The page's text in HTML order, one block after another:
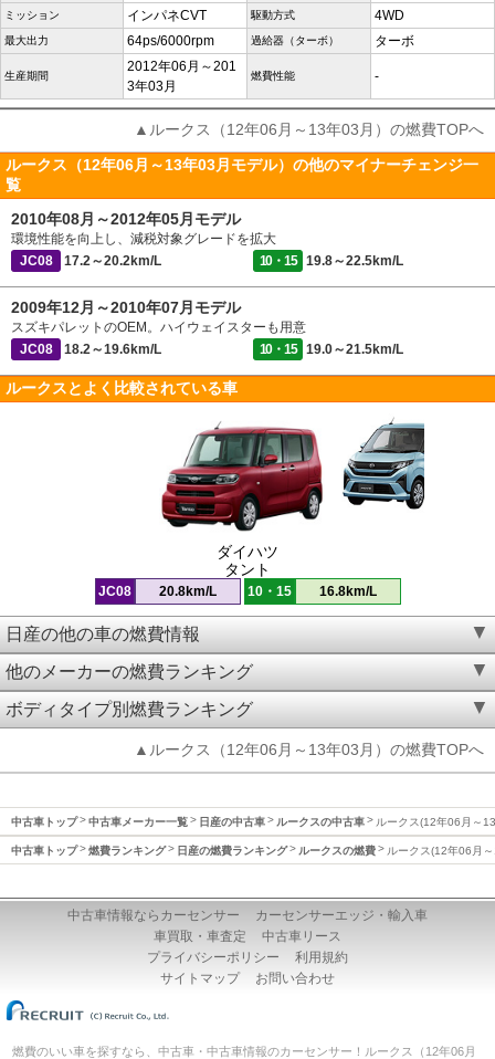
ミッション インパネCVT 駆動方式 4WD
最大出力 64ps/6000rpm 過給器（ターボ） ターボ
生産期間
2012年06月～201
3年03月
燃費性能 -
▲ルークス（12年06月～13年03月）の燃費TOPへ
ルークス（12年06月～13年03月モデル）の他のマイナーチェンジ一
覧
2010年08月～2012年05月モデル
環境性能を向上し、減税対象グレードを拡大
JC08
17.2～20.2km/L 10・15 19.8～22.5km/L
2009年12月～2010年07月モデル
スズキパレットのOEM。ハイウェイスターも用意
JC08
18.2～19.6km/L 10・15 19.0～21.5km/L
ルークスとよく比較されている車
ダイハツ
タント
JC08 20.8km/L 10・15 16.8km/L
日産の他の車の燃費情報
他のメーカーの燃費ランキング
ボディタイプ別燃費ランキング
▲ルークス（12年06月～13年03月）の燃費TOPへ
中古車トップ 中古車メーカー一覧 日産の中古車 ルークスの中古車 ルークス(12年06月～
中古車トップ 燃費ランキング 日産の燃費ランキング ルークスの燃費 ルークス(12年06月
中古車情報ならカーセンサー
カーセンサーエッジ・輸入車
車買取・車査定
中古車リース
プライバシーポリシー
利用規約
サイトマップ
お問い合わせ
燃費のいい車を探すなら、中古車・中古車情報のカーセンサー！ルークス（12年06月